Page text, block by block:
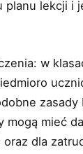
lekcji i
w
mogą mieć
dla